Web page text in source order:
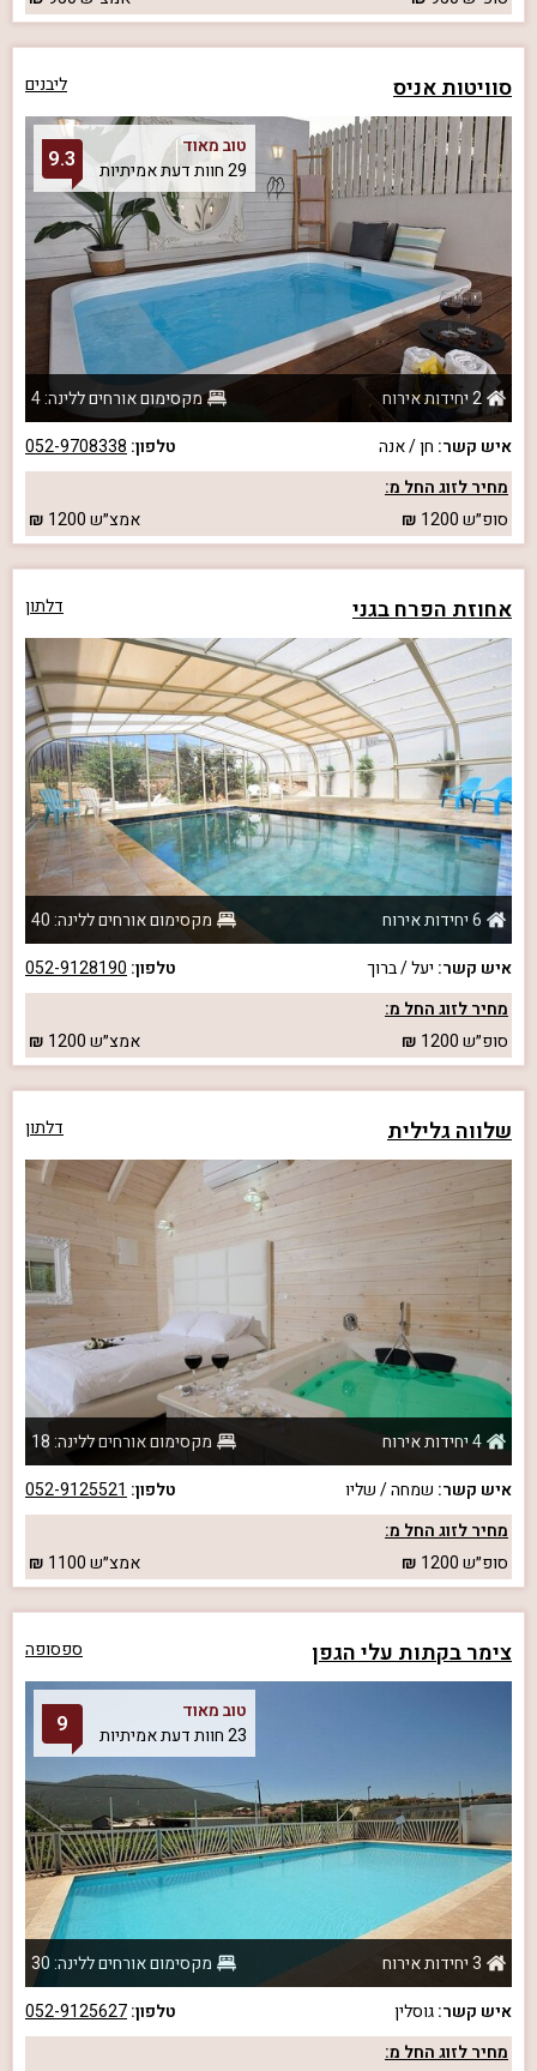
סוויטות אניס ליבנים
טוב מאוד
29 חוות דעת אמיתיות
9.3
2 יחידות אירוח
מקסימום אורחים ללינה: 4
איש קשר: חן / אנה טלפון: 052-9708338
מחיר לזוג החל מ:
סופ״ש1200 אמצ״ש1200
אחוזת הפרח בגני דלתון
6 יחידות אירוח
מקסימום אורחים ללינה: 40
איש קשר: יעל / ברוך טלפון: 052-9128190
מחיר לזוג החל מ:
סופ״ש1200 אמצ״ש1200
שלווה גלילית דלתון
4 יחידות אירוח
מקסימום אורחים ללינה: 18
איש קשר: שמחה / שליו טלפון: 052-9125521
מחיר לזוג החל מ:
סופ״ש1200 אמצ״ש1100
צימר בקתות עלי הגפן ספסופה
טוב מאוד
23 חוות דעת אמיתיות
9
3 יחידות אירוח
מקסימום אורחים ללינה: 30
איש קשר:גוסלין טלפון:052-9125627
מחיר לזוג החל מ: